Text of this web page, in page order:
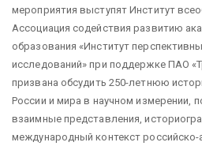
мероприятия выступят Институт
Ассоциация содействия развитию
образования «Институт
исследований» при поддержке ПАО
призвана обсудить 250-летнюю
России и мира в научном измерении,
взаимные представления,
международный контекст